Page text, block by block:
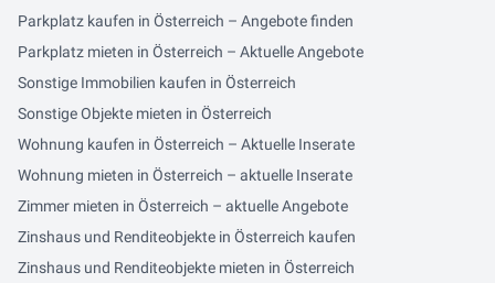
Parkplatz kaufen in Österreich – Angebote finden
Parkplatz mieten in Österreich – Aktuelle Angebote
Sonstige Immobilien kaufen in Österreich
Sonstige Objekte mieten in Österreich
Wohnung kaufen in Österreich – Aktuelle Inserate
Wohnung mieten in Österreich – aktuelle Inserate
Zimmer mieten in Österreich – aktuelle Angebote
Zinshaus und Renditeobjekte in Österreich kaufen
Zinshaus und Renditeobjekte mieten in Österreich